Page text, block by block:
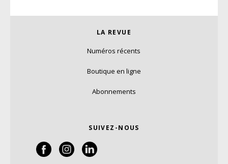
LA REVUE
Numéros récents
Boutique en ligne
Abonnements
SUIVEZ-NOUS